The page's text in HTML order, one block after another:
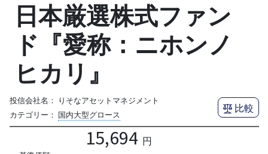
日本厳選株式ファン
ド『愛称：ニホンノ
ヒカリ』
投信会社名： りそなアセットマネジメント
カテゴリー： 国内大型グロース
比較
15,694 円